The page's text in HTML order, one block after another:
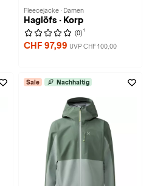
Fleecejacke · Damen
Haglöfs · Korp
(0) 1
CHF 97,99 UVP CHF 100,00
Sale Nachhaltig